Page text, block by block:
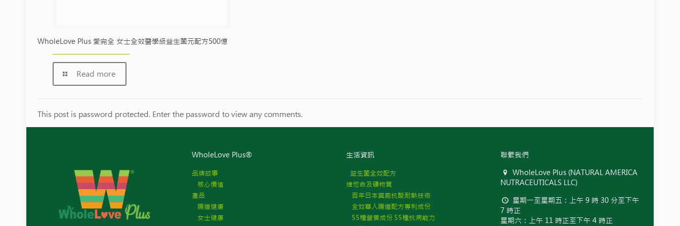
WholeLove Plus 愛完全 女士全效醫學級益生菌元配方500億
Read more
This post is password protected. Enter the password to view any comments.
WholeLove Plus®
品牌故事
核心價值
產品
腸道健康
女士健康
生活資訊
益生菌全效配方
維他命及礦物質
百年日本藥廠抗酸耐熱技術
全效華人腸道配方專利成份
55種營養成份 55種抗病能力
聯繫我們
WholeLove Plus (NATURAL AMERICA
NUTRACEUTICALS LLC)
星期一至星期五：上午 9 時 30 分至下午
7 時正
星期六：上午 11 時正至下午 4 時正